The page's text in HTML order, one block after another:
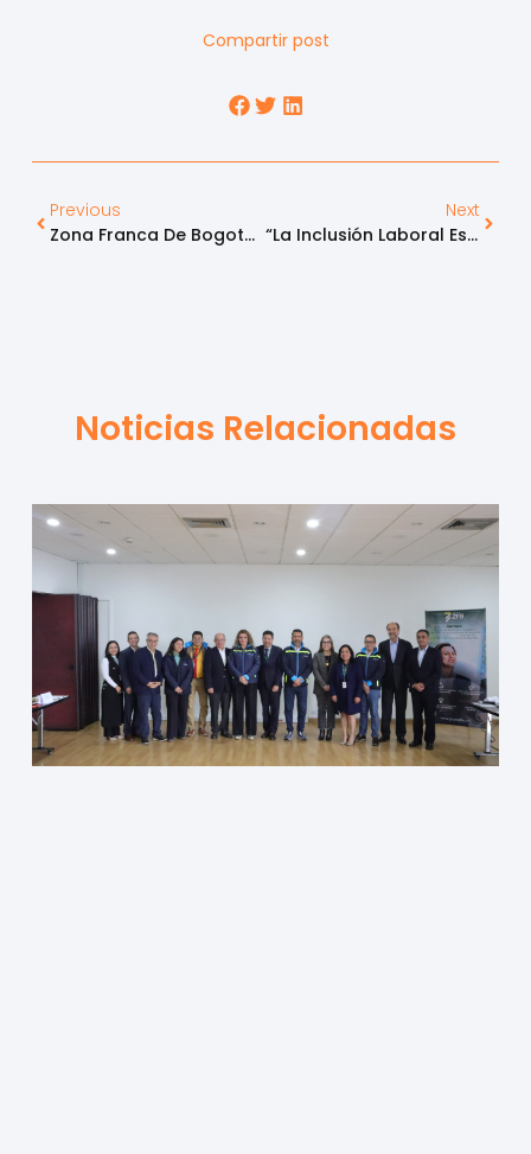
Compartir post
Previous
Zona Franca De Bogotá Le Apuesta Al Bienestar De Sus Usuarios
Next
“La Inclusión Laboral Es Fundamental En La Competitividad De Las Empresas”, Juan Pablo Rivera, Presidente Grupo ZFB
Noticias Relacionadas